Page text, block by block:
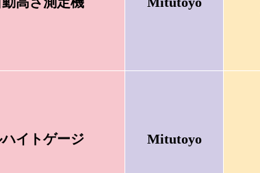
イトゲージ Mitutoyo